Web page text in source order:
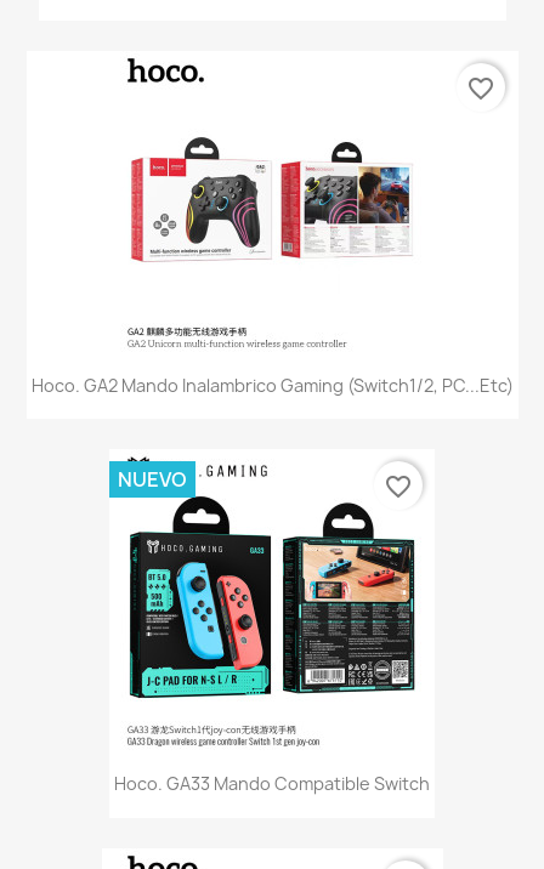
Hoco. GA2 Mando Inalambrico Gaming (Switch1/2, PC...etc)
favorite_border
Hoco. GA33 Mando Compatible Switch
NUEVO favorite_border